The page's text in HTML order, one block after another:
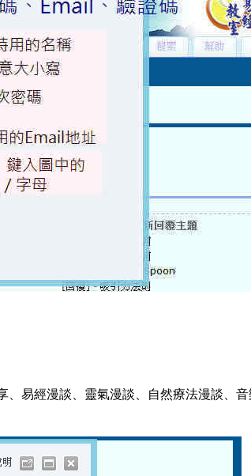
易經漫談、靈氣漫談、自然療法漫談、